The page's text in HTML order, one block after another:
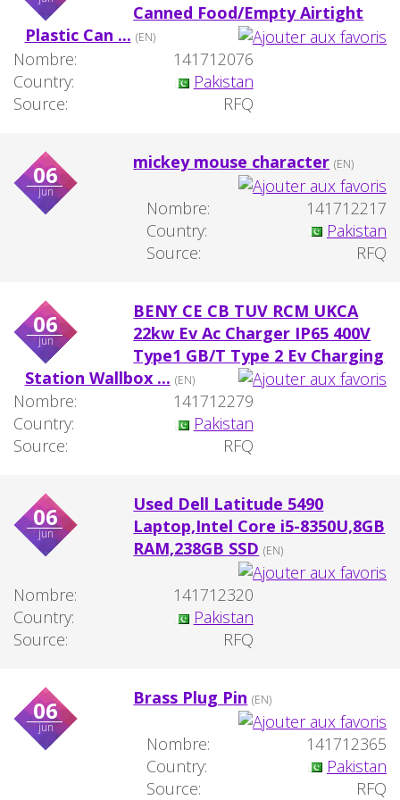
Canned Food/Empty Airtight
Plastic Can ... (EN)
Nombre:
141712076
Country:
Pakistan
Source:
RFQ
06
jun
mickey mouse character (EN)
Nombre:
141712217
Country:
Pakistan
Source:
RFQ
06
jun
BENY CE CB TUV RCM UKCA
22kw Ev Ac Charger IP65 400V
Type1 GB/T Type 2 Ev Charging
Station Wallbox ... (EN)
Nombre:
141712279
Country:
Pakistan
Source:
RFQ
06
jun
Used Dell Latitude 5490
Laptop,Intel Core i5-8350U,8GB
RAM,238GB SSD (EN)
Nombre:
141712320
Country:
Pakistan
Source:
RFQ
06
jun
Brass Plug Pin (EN)
Nombre:
141712365
Country:
Pakistan
Source:
RFQ